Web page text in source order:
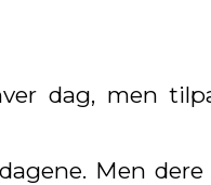
dag, men
Men